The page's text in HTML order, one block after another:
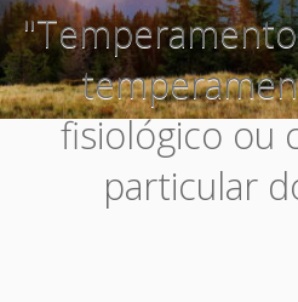
fisiológico ou
particular